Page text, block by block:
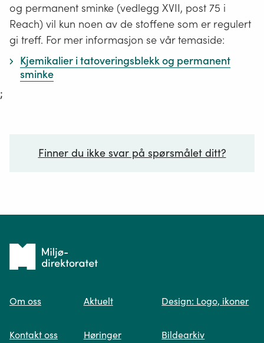
og permanent sminke (vedlegg XVII, post 75 i
Reach) vil kun noen av de stoffene som er regulert
gi treff. For mer informasjon se vår temaside:
Kjemikalier i tatoveringsblekk og permanent
sminke
;
Finner du ikke svar på spørsmålet ditt?
Spør oss
Tilbake
forsiden
Om oss
Kontakt oss
Aktuelt
Høringer
Design: Logo, ikoner
Bildearkiv